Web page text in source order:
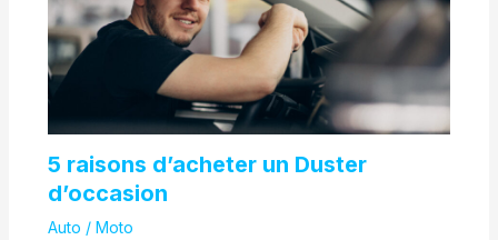
5 raisons d’acheter un Duster
d’occasion
Auto / Moto